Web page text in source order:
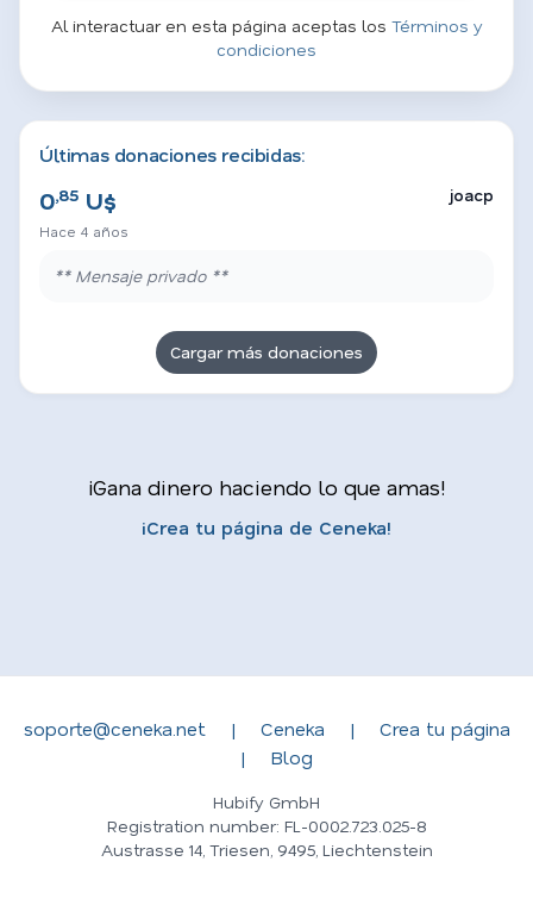
Al interactuar en esta página aceptas los Términos y
condiciones
Últimas donaciones recibidas:
0,85 U$
Hace 4 años
joacp
** Mensaje privado **
Cargar más donaciones
¡Gana dinero haciendo lo que amas!
¡Crea tu página de Ceneka!
soporte@ceneka.net | Ceneka |
Crea tu página
|
Blog
Hubify GmbH
Registration number: FL-0002.723.025-8
Austrasse 14, Triesen, 9495, Liechtenstein